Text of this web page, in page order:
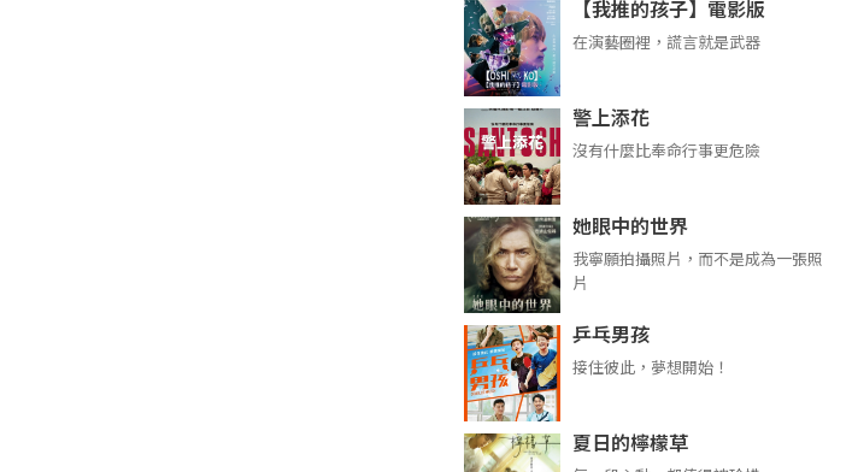
【我推的孩子】電影版
在演藝圈裡，謊言就是武器
警上添花
沒有什麼比奉命行事更危險
她眼中的世界
我寧願拍攝照片，而不是成為一張照
片
乒乓男孩
接住彼此，夢想開始！
夏日的檸檬草